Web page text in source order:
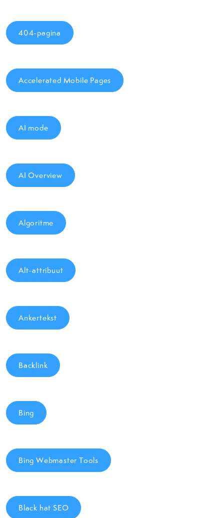
404-pagina
Accelerated Mobile Pages
AI mode
AI Overview
Algoritme
Alt-attribuut
Ankertekst
Backlink
Bing
Bing Webmaster Tools
Black hat SEO